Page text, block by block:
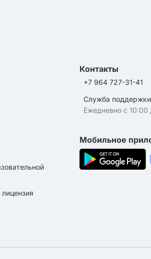
Контакты
+7 964 727-31-41
Служба поддержки
Ежедневно с 10:00
Мобильное